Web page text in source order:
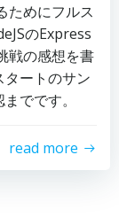
ためにフルス
のExpress
戦の感想を書
ートのサン
でです。
read more